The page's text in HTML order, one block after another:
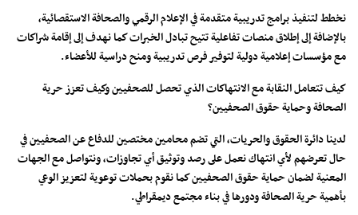
نخطط لتنفيذ برامج تدريبية متقدمة في الإعلام الرقمي والصحافة الاستقصائية،
بالإضافة إلى إطلاق منصات تفاعلية تتيح تبادل الخبرات كما نهدف إلى إقامة شراكات
مع مؤسسات إعلامية دولية لتوفير فرص تدريبية ومنح دراسية للأعضاء.
كيف تتعامل النقابة مع الانتهاكات الذي تحصل للصحفيين وكيف تعزز حرية
الصحافة وحماية حقوق الصحفيين؟
لدينا دائرة الحقوق والحريات، التي تضم محامين مختصين للدفاع عن الصحفيين في
حال تعرضهم لأي انتهاك نعمل على رصد وتوثيق أي تجاوزات، ونتواصل مع الجهات
المعنية لضمان حماية حقوق الصحفيين كما نقوم بحملات توعوية لتعزيز الوعي
بأهمية حرية الصحافة ودورها في بناء مجتمع ديمقراطي.